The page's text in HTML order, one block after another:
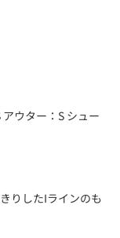
ウター：S シュー
りしたIラインのも